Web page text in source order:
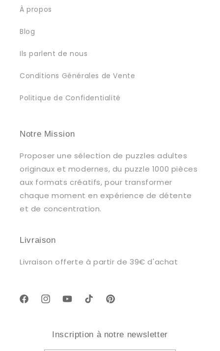
À propos
Blog
Ils parlent de nous
Conditions Générales de Vente
Politique de Confidentialité
Notre Mission
Proposer une sélection de puzzles adultes
originaux et modernes, du puzzle 1000 pièces
aux formats créatifs, pour transformer
chaque moment en expérience de détente
et de concentration.
Livraison
Livraison offerte à partir de 39€ d'achat
FacebookInstagramYouTubeTikTok Pinterest
Inscription à notre newsletter